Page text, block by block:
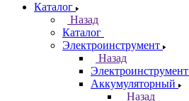
Каталог
Назад
Каталог
Электроинструмент
Назад
Электроинструмент
Аккумуляторный
Назад